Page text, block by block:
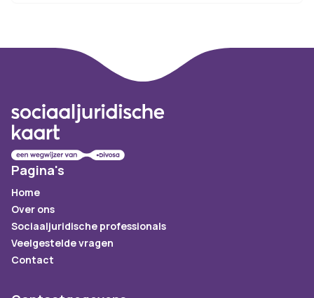
Pagina's
Home
Over ons
Sociaaljuridische professionals
Veelgestelde vragen
Contact